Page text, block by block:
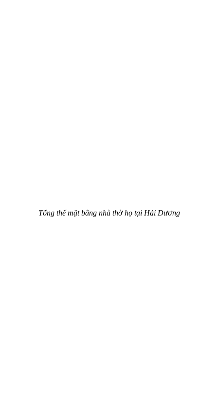
Tổng thể mặt bằng nhà thờ họ tại Hải Dương